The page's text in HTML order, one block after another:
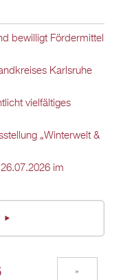
bewilligt Fördermittel
Karlsruhe
vielfältiges
„Winterwelt &
im
»